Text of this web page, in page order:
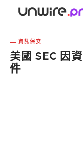
資訊保安
美國 SEC 因
件